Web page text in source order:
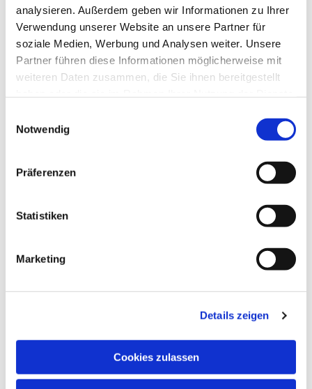
analysieren. Außerdem geben wir Informationen zu Ihrer
Verwendung unserer Website an unsere Partner für
soziale Medien, Werbung und Analysen weiter. Unsere
Partner führen diese Informationen möglicherweise mit
weiteren Daten zusammen, die Sie ihnen bereitgestellt
Notwendig
Präferenzen
Statistiken
Marketing
Details zeigen
Cookies zulassen
Dies könnte Sie auch
interessieren